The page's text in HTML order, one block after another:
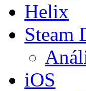
Helix
Steam
iOS